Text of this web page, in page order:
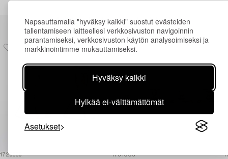
Napsauttamalla "hyväksy kaikki" suostut evästeiden
tallentamiseen laitteellesi verkkosivuston navigoinnin
parantamiseksi, verkkosivuston käytön analysoimiseksi ja
markkinointimme mukauttamiseksi.
Hyväksy kaikki
Hylkää ei-välttämättömät
Asetukset
Muiden katsomia kohteita
1729369 1731005